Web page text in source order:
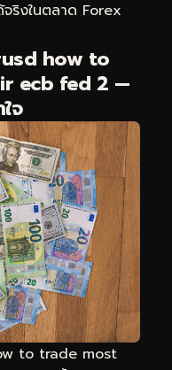
จริงในตลาด Forex
how to
ecb fed 2 —
จ
to trade most